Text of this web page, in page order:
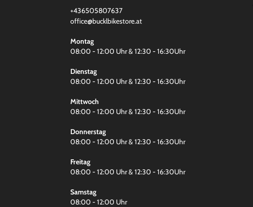
+436505807637
office@bucklbikestore.at
Montag
08:00 - 12:00 Uhr & 12:30 - 16:30Uhr
Dienstag
08:00 - 12:00 Uhr & 12:30 - 16:30Uhr
Mittwoch
08:00 - 12:00 Uhr & 12:30 - 16:30Uhr
Donnerstag
08:00 - 12:00 Uhr & 12:30 - 16:30Uhr
Freitag
08:00 - 12:00 Uhr & 12:30 - 16:30Uhr
Samstag
08:00 - 12:00 Uhr